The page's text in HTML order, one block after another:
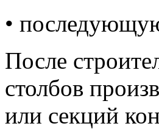
•
После
столбов
или секций